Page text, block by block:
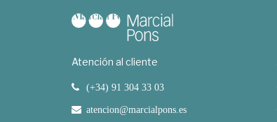
Atención al cliente
(+34) 91 304 33 03
atencion@marcialpons.es